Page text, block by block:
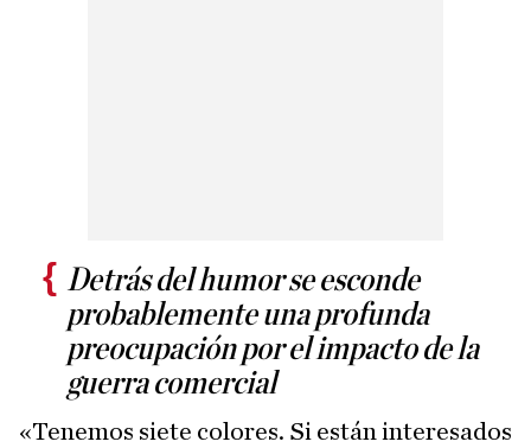
Detrás del humor se esconde
probablemente una profunda
preocupación por el impacto de la
guerra comercial
«Tenemos siete colores. Si están interesados